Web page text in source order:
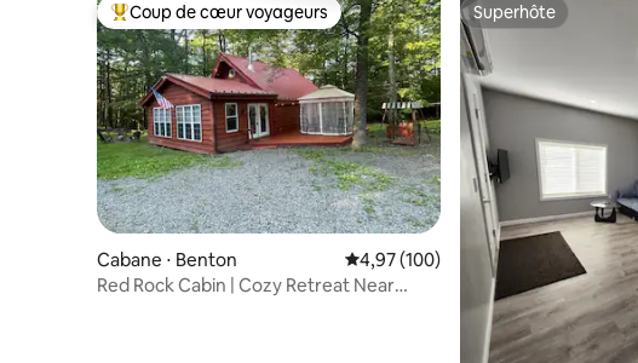
Coups de cœur voyageurs les plus appréciés
Coup de cœur voyageurs
Cabane ⋅ Benton Évaluation moyenne sur la base
4,97 (100)
Red Rock Cabin | Cozy Retreat Near
Superhôte
Superhôte